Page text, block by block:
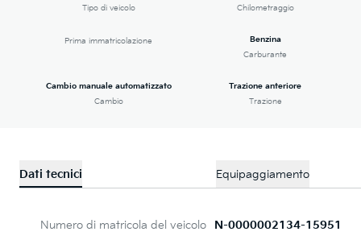
Tipo di veicolo
Chilometraggio
Prima immatricolazione
Benzina
Carburante
Cambio manuale automatizzato
Cambio
Trazione anteriore
Trazione
Dati tecnici Equipaggiamento
Numero di matricola del veicolo N-0000002134-15951